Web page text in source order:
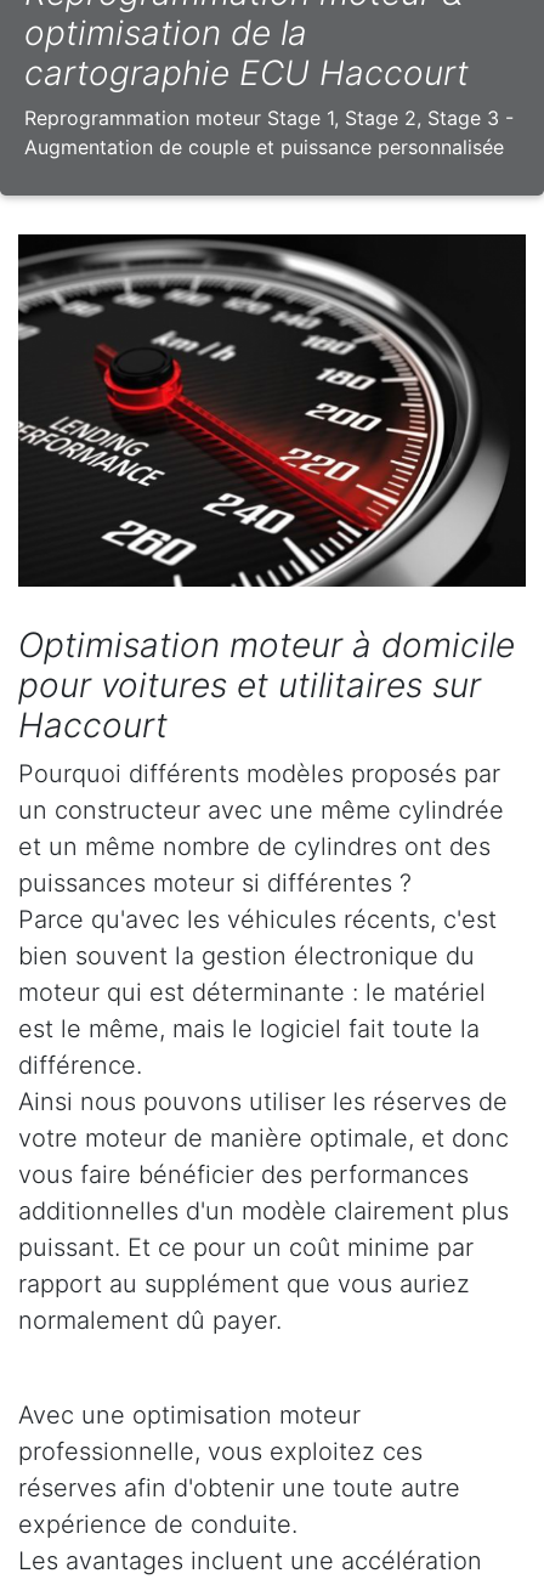
optimisation de la
cartographie ECU Haccourt
Reprogrammation moteur Stage 1, Stage 2, Stage 3 -
Augmentation de couple et puissance personnalisée
Optimisation moteur à domicile
pour voitures et utilitaires sur
Haccourt
Pourquoi différents modèles proposés par
un constructeur avec une même cylindrée
et un même nombre de cylindres ont des
puissances moteur si différentes ?
Parce qu'avec les véhicules récents, c'est
bien souvent la gestion électronique du
moteur qui est déterminante : le matériel
est le même, mais le logiciel fait toute la
différence.
Ainsi nous pouvons utiliser les réserves de
votre moteur de manière optimale, et donc
vous faire bénéficier des performances
additionnelles d'un modèle clairement plus
puissant. Et ce pour un coût minime par
rapport au supplément que vous auriez
normalement dû payer.
Avec une optimisation moteur
professionnelle, vous exploitez ces
réserves afin d'obtenir une toute autre
expérience de conduite.
Les avantages incluent une accélération